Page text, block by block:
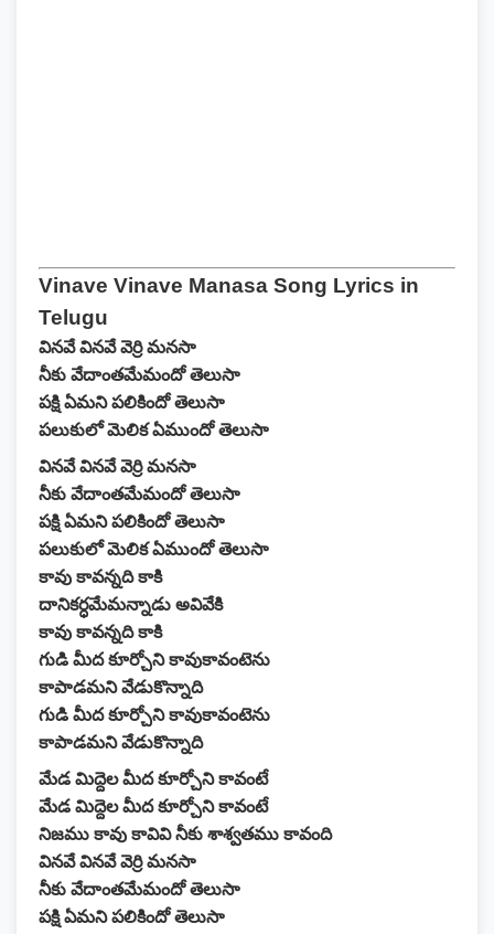
Vinave Vinave Manasa Song Lyrics in
Telugu
వినవే వినవే వెర్రి మనసా
నీకు వేదాంతమేమందో తెలుసా
పక్షి ఏమని పలికిందో తెలుసా
పలుకులో మెలిక ఏముందో తెలుసా
వినవే వినవే వెర్రి మనసా
నీకు వేదాంతమేమందో తెలుసా
పక్షి ఏమని పలికిందో తెలుసా
పలుకులో మెలిక ఏముందో తెలుసా
కావు కావన్నది కాకి
దానికర్ధమేమన్నాడు అవివేకి
కావు కావన్నది కాకి
గుడి మీద కూర్చోని కావుకావంటెను
కాపాడమని వేడుకొన్నాది
గుడి మీద కూర్చోని కావుకావంటెను
కాపాడమని వేడుకొన్నాది
మేడ మిద్దెల మీద కూర్చోని కావంటే
మేడ మిద్దెల మీద కూర్చోని కావంటే
నిజము కావు కావివి నీకు శాశ్వతము కావంది
వినవే వినవే వెర్రి మనసా
నీకు వేదాంతమేమందో తెలుసా
పక్షి ఏమని పలికిందో తెలుసా